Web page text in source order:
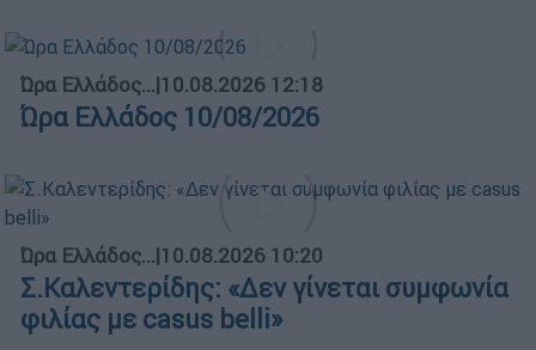
Ώρα Ελλάδος...|10.08.2026 12:18
Ώρα Ελλάδος 10/08/2026
Ώρα Ελλάδος...|10.08.2026 10:20
Σ.Καλεντερίδης: «Δεν γίνεται συμφωνία
φιλίας με casus belli»